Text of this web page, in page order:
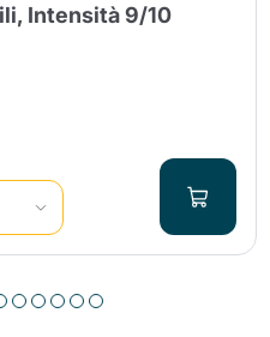
Intensità 9/10